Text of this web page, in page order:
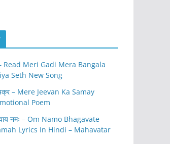
– Read Meri Gadi Mera Bangala
Seth New Song
– Mere Jeevan Ka Samay
Poem
नमः – Om Namo Bhagavate
Lyrics In Hindi – Mahavatar